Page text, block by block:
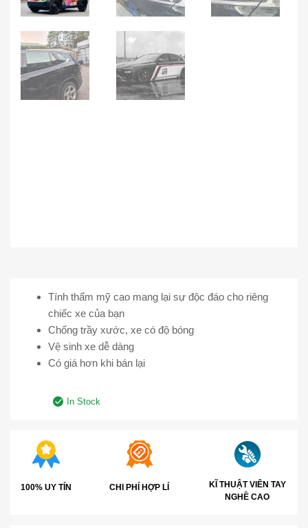
Tính thẩm mỹ cao mang lại sự độc đáo cho riêng
chiếc xe của bạn
Chống trầy xước, xe có độ bóng
Vệ sinh xe dễ dàng
Có giá hơn khi bán lại
In Stock
100% UY TÍN CHI PHÍ HỢP LÍ
KĨ THUẬT VIÊN TAY
NGHỀ CAO